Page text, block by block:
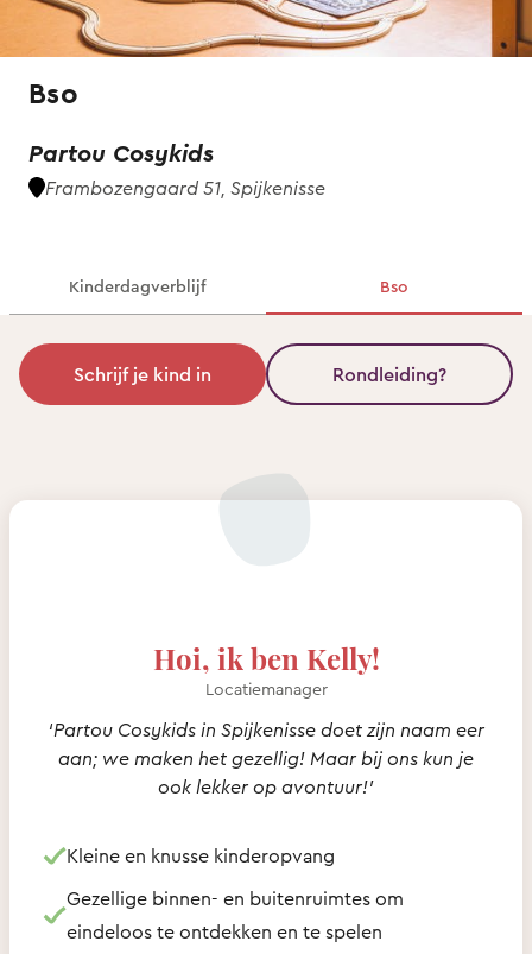
Bso
Partou Cosykids
Frambozengaard 51, Spijkenisse
Kinderdagverblijf Bso
Schrijf je kind in Rondleiding?
Hoi, ik ben Kelly!
Locatiemanager
‘Partou Cosykids in Spijkenisse doet zijn naam eer
aan; we maken het gezellig! Maar bij ons kun je
ook lekker op avontuur!’
Kleine en knusse kinderopvang
Gezellige binnen- en buitenruimtes om
eindeloos te ontdekken en te spelen